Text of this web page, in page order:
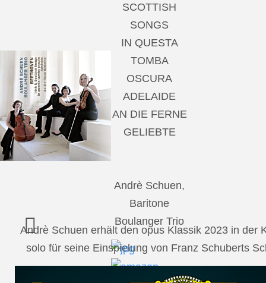
SCOTTISH
SONGS
IN QUESTA
TOMBA
OSCURA
ADELAIDE
AN DIE FERNE
GELIEBTE
Andrè Schuen,
Baritone
Boulanger Trio
Andrè Schuen erhält den opus Klassik 2023 in der
solo für seine Einspielung von Franz Schuberts